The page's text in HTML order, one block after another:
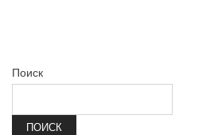
Поиск
ПОИСК